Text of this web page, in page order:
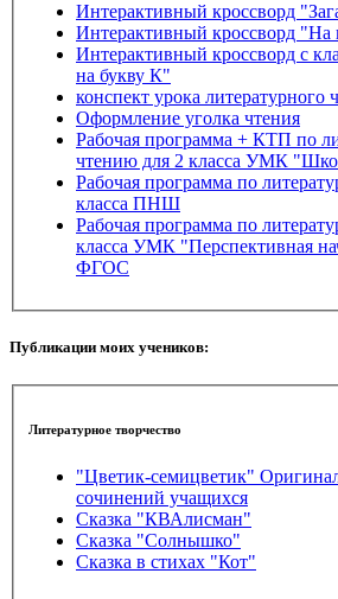
Интерактивный кроссворд
Интерактивный кроссворд "На
Интерактивный кроссворд с
на букву К"
конспект урока литературного
Оформление уголка чтения
Рабочая программа + КТП по
чтению для 2 класса УМК
Рабочая программа по
класса ПНШ
Рабочая программа по
класса УМК "Перспективная
ФГОС
Публикации моих учеников:
Литературное творчество
"Цветик-семицветик"
сочинений учащихся
Сказка "КВАлисман"
Сказка "Солнышко"
Сказка в стихах "Кот"